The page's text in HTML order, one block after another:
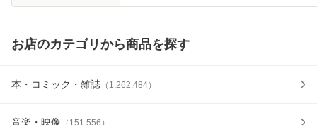
お店のカテゴリから商品を探す
本・コミック・雑誌 （ 1,262,484）
音楽・映像 （ 151,556 ）